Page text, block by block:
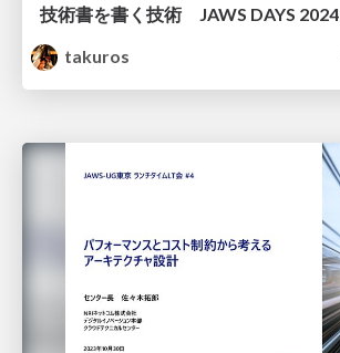
技術書を書く技術 JAWS DAYS 2024
takuros